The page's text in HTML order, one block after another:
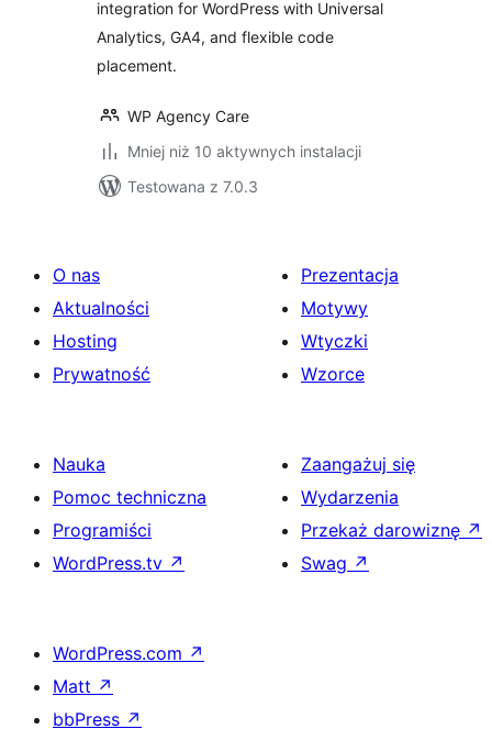
integration for WordPress with Universal
Analytics, GA4, and flexible code
placement.
WP Agency Care
Mniej niż 10 aktywnych instalacji
Testowana z 7.0.3
O nas
Aktualności
Hosting
Prywatność
Prezentacja
Motywy
Wtyczki
Wzorce
Nauka
Pomoc techniczna
Programiści
WordPress.tv ↗
Zaangażuj się
Wydarzenia
Przekaż darowiznę ↗
Swag ↗
WordPress.com ↗
Matt ↗
bbPress ↗